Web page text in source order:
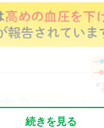
続きを見る